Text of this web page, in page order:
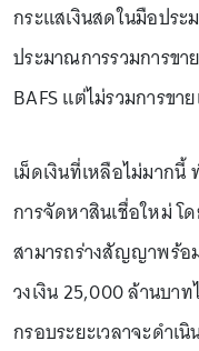
กระแสเงินสดในมือประ
ประมาณการรวมการข
BAFS แต่ไม่รวมการขา
เม็ดเงินที่เหลือไม่มากนี้
การจัดหาสินเชื่อใหม่ โ
สามารถร่างสัญญาพร้
วงเงิน 25,000 ล้านบ
กรอบระยะเวลาจะดำเ